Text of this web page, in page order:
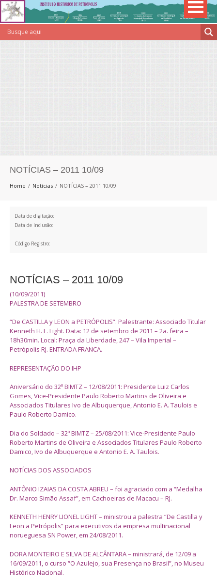
NOTÍCIAS – 2011 10/09
Home Notícias NOTÍCIAS – 2011 10/09
Data de digitação:
Data de Inclusão:
Código Registro:
NOTÍCIAS – 2011 10/09
(10/09/2011)
PALESTRA DE SETEMBRO
“De CASTILLA y LEON a PETRÓPOLIS”. Palestrante: Associado Titular
Kenneth H. L. Light. Data: 12 de setembro de 2011 – 2a. feira –
18h30min. Local: Praça da Liberdade, 247 – Vila Imperial –
Petrópolis RJ. ENTRADA FRANCA.
REPRESENTAÇÃO DO IHP
Aniversário do 32º BIMTZ – 12/08/2011: Presidente Luiz Carlos
Gomes, Vice-Presidente Paulo Roberto Martins de Oliveira e
Associados Titulares Ivo de Albuquerque, Antonio E. A. Taulois e
Paulo Roberto Damico.
Dia do Soldado – 32º BIMTZ – 25/08/2011: Vice-Presidente Paulo
Roberto Martins de Oliveira e Associados Titulares Paulo Roberto
Damico, Ivo de Albuquerque e Antonio E. A. Taulois.
NOTÍCIAS DOS ASSOCIADOS
ANTÔNIO IZAIAS DA COSTA ABREU – foi agraciado com a “Medalha
Dr. Marco Simão Assaf”, em Cachoeiras de Macacu – RJ.
KENNETH HENRY LIONEL LIGHT – ministrou a palestra “De Castilla y
Leon a Petrópolis” para executivos da empresa multinacional
norueguesa SN Power, em 24/08/2011.
DORA MONTEIRO E SILVA DE ALCÂNTARA – ministrará, de 12/09 a
16/09/2011, o curso “O Azulejo, sua Presença no Brasil”, no Museu
Histórico Nacional.